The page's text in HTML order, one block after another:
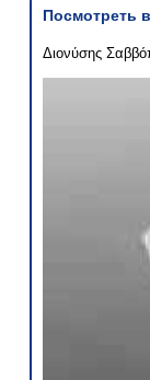
Посмотреть
Διονύσης